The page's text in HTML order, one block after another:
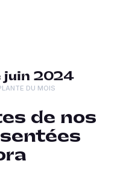
juin 2024
DU MOIS
de nos